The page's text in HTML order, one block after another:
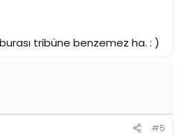
tribüne benzemez ha. : )
#5